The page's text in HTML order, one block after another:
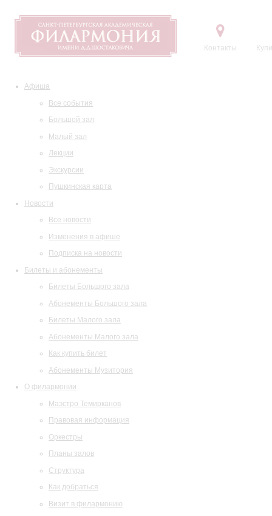
Контакты
Афиша
Все события
Большой зал
Малый зал
Лекции
Экскурсии
Пушкинская карта
Новости
Все новости
Изменения в афише
Подписка на новости
Билеты и абонементы
Билеты Большого зала
Абонементы Большого зала
Билеты Малого зала
Абонементы Малого зала
Как купить билет
Абонементы Музитория
О филармонии
Маэстро Темирканов
Правовая информация
Оркестры
Планы залов
Структура
Как добраться
Визит в филармонию